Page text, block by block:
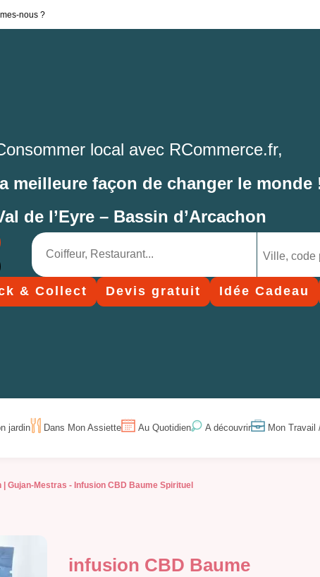
nous ?
local avec RCommerce.fr,
meilleure façon de changer le monde
de l’Eyre – Bassin d’Arcachon
& Collect Devis gratuit Idée Cadeau
jardin Dans Mon Assiette Au Quotidien A découvrir Mon Travail
| Gujan-Mestras - Infusion CBD Baume Spirituel
infusion CBD Baume